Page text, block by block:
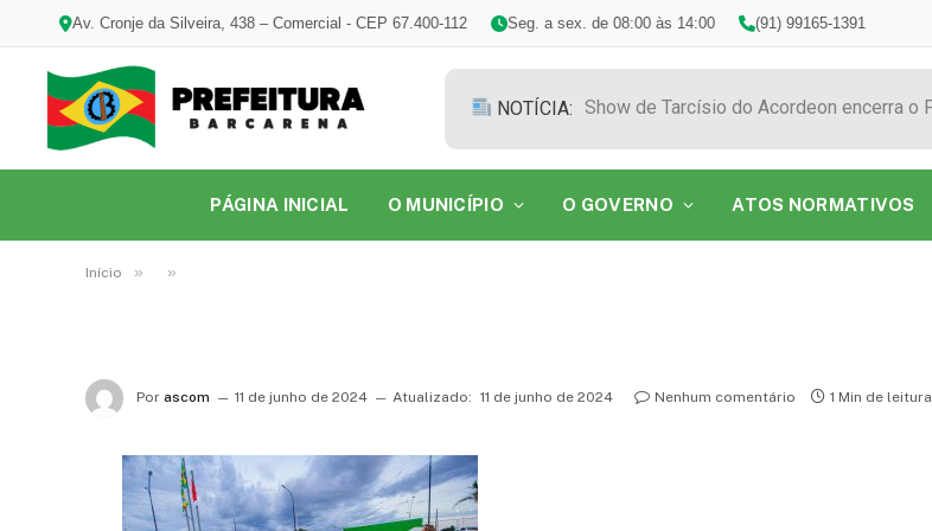
Av. Cronje da Silveira, 438 – Comercial - CEP 67.400-112 Seg. a sex. de 08:00 às 14:00 (91) 99165-1391
NOTÍCIA:
PÁGINA INICIAL O MUNICÍPIO O GOVERNO ATOS NORMATIVOS
Início » »
Por ascom 11 de junho de 2024 Atualizado: 11 de junho de 2024 Nenhum comentário 1 Min de leitura